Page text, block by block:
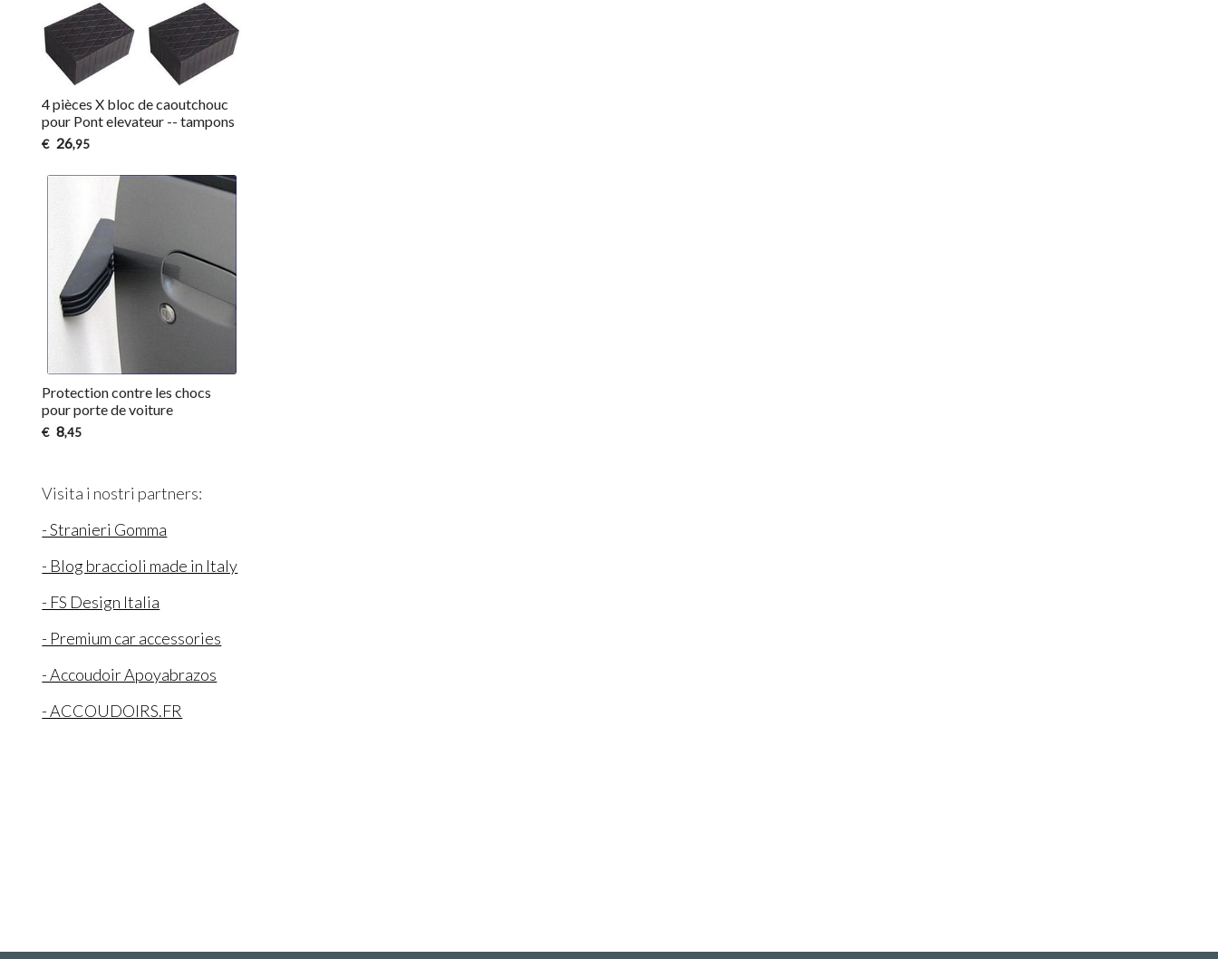
4 pièces X bloc de caoutchouc
pour Pont elevateur -- tampons
€ 26,95
Protection contre les chocs
pour porte de voiture
€ 8,45
Visita i nostri partners:
- Stranieri Gomma
- Blog braccioli made in Italy
- FS Design Italia
- Premium car accessories
- Accoudoir Apoyabrazos
- ACCOUDOIRS.FR